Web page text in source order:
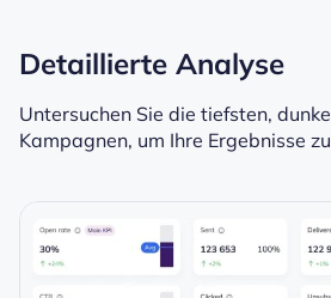
Detaillierte Analyse
Untersuchen Sie die tiefsten,
Kampagnen, um Ihre Ergebnisse